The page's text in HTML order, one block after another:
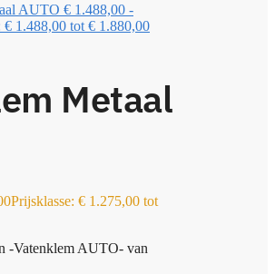
AUTO € 1.488,00 -
€ 1.488,00 tot € 1.880,00
Metaal
Prijsklasse: € 1.275,00 tot
-Vatenklem AUTO- van